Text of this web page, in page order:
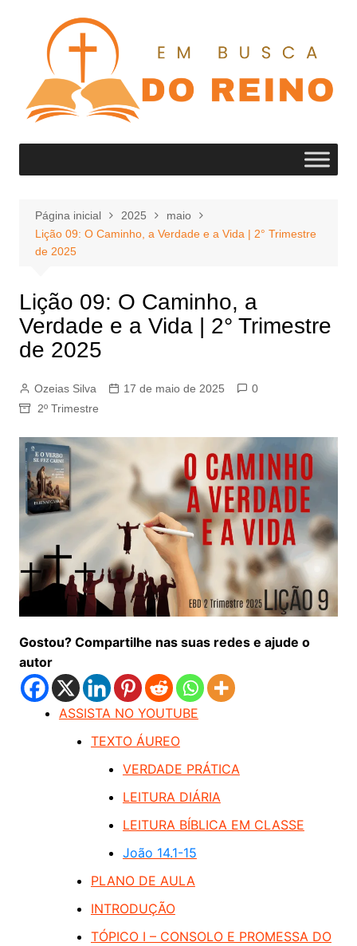
conteúdo
Página inicial 2025
maio
Lição 09: O Caminho, a Verdade e a Vida | 2° Trimestre
de 2025
Lição 09: O Caminho, a
Verdade e a Vida | 2° Trimestre
de 2025
Ozeias Silva 17 de maio de 2025
0
2º Trimestre
Gostou? Compartilhe nas suas redes e ajude o
autor
ASSISTA NO YOUTUBE
TEXTO ÁUREO
VERDADE PRÁTICA
LEITURA DIÁRIA
LEITURA BÍBLICA EM CLASSE
João 14.1-15
PLANO DE AULA
INTRODUÇÃO
TÓPICO I – CONSOLO E PROMESSA DO